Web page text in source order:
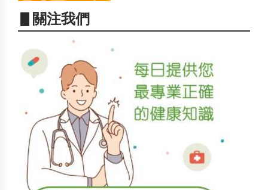
▋關注我們